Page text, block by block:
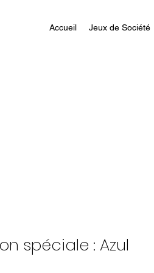
Accueil Jeux de Société
spéciale : Azul